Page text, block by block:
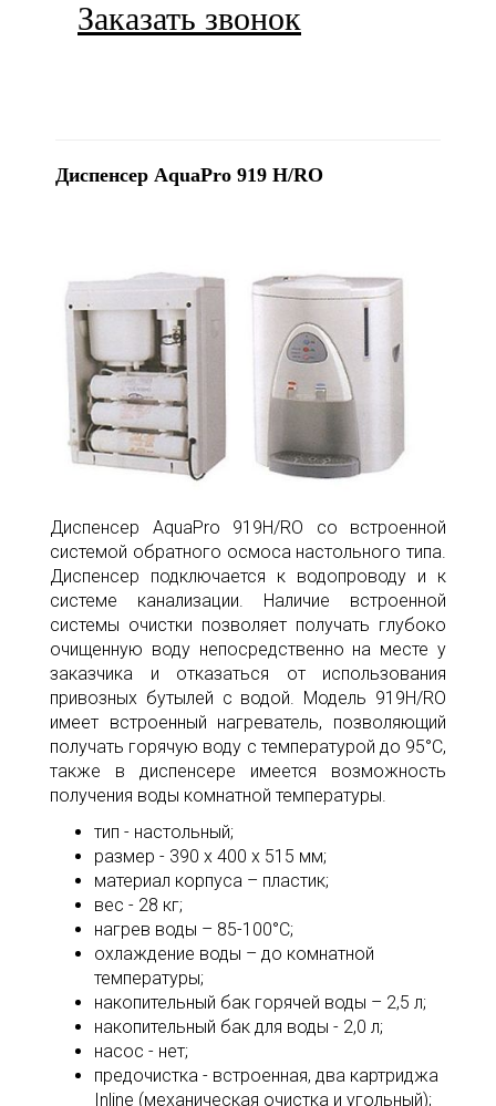
Заказать звонок
Диспенсер AquaPro 919 H/RO
Диспенсер AquaPro 919H/RO со встроенной
системой обратного осмоса настольного типа.
Диспенсер подключается к водопроводу и к
системе канализации. Наличие встроенной
системы очистки позволяет получать глубоко
очищенную воду непосредственно на месте у
заказчика и отказаться от использования
привозных бутылей с водой. Модель 919Н/RO
имеет встроенный нагреватель, позволяющий
получать горячую воду с температурой до 95°С,
также в диспенсере имеется возможность
получения воды комнатной температуры.
тип - настольный;
размер - 390 х 400 х 515 мм;
материал корпуса – пластик;
вес - 28 кг;
нагрев воды – 85-100°С;
охлаждение воды – до комнатной
температуры;
накопительный бак горячей воды – 2,5 л;
накопительный бак для воды - 2,0 л;
насос - нет;
предочистка - встроенная, два картриджа
Inline (механическая очистка и угольный);